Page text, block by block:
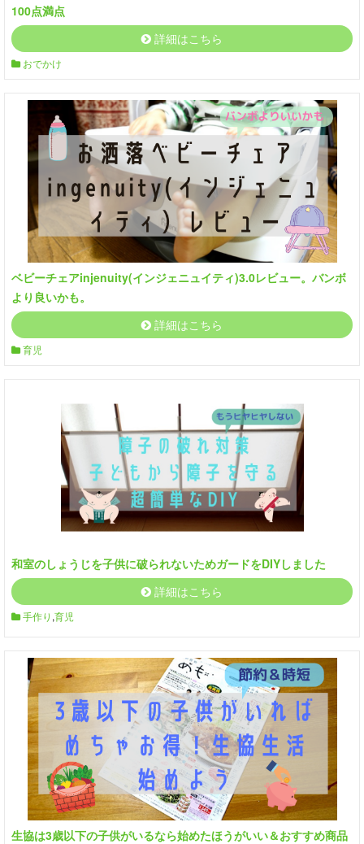
100点満点
詳細はこちら
おでかけ
ベビーチェアinjenuity(インジェニュイティ)3.0レビュー。バンボ
より良いかも。
詳細はこちら
育児
和室のしょうじを子供に破られないためガードをDIYしました
詳細はこちら
手作り ,育児
生協は3歳以下の子供がいるなら始めたほうがいい＆おすすめ商品